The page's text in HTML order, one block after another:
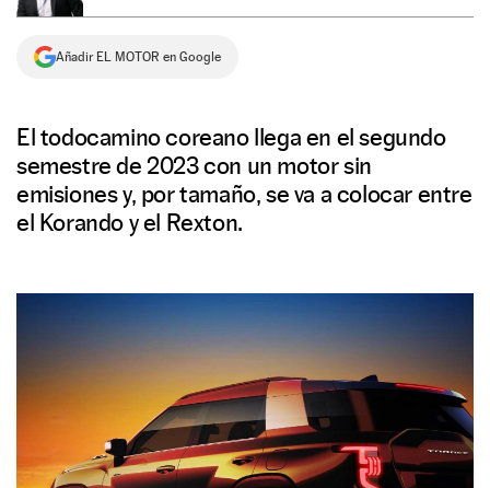
Añadir EL MOTOR en Google
El todocamino coreano llega en el segundo
semestre de 2023 con un motor sin
emisiones y, por tamaño, se va a colocar entre
el Korando y el Rexton.